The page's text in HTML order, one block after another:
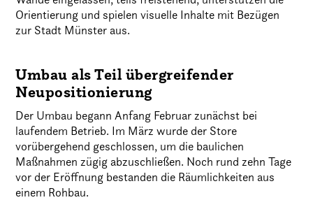
Orientierung und spielen visuelle Inhalte mit Bezügen
zur Stadt Münster aus.
Umbau als Teil übergreifender
Neupositionierung
Der Umbau begann Anfang Februar zunächst bei
laufendem Betrieb. Im März wurde der Store
vorübergehend geschlossen, um die baulichen
Maßnahmen zügig abzuschließen. Noch rund zehn Tage
vor der Eröffnung bestanden die Räumlichkeiten aus
einem Rohbau.